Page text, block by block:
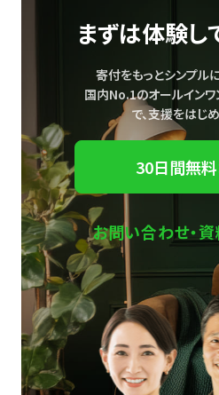
まずは体験し
寄付をもっとシンプル
国内No.1のオールイン
で、支援をはじめ
30日間無
お問い合わせ・